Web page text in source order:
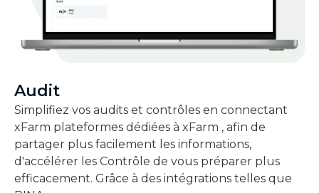
Audit
Simplifiez vos audits et contrôles en connectant
xFarm plateformes dédiées à xFarm , afin de
partager plus facilement les informations,
d'accélérer les Contrôle de vous préparer plus
efficacement. Grâce à des intégrations telles que